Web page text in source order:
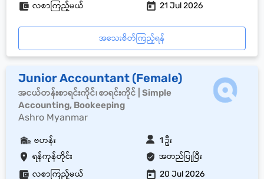
လစာကြည့်မယ် 21 Jul 2026
အသေးစိတ်ကြည့်ရန်
Junior Accountant (Female)
အငယ်တန်းစာရင်းကိုင်၊ စာရင်းကိုင် | Simple
Accounting, Bookeeping
Ashro Myanmar
ရန်ကုန်တိုင်း အတည်ပြုပြီး
ဗဟန်း 1 ဦး
လစာကြည့်မယ် 20 Jul 2026